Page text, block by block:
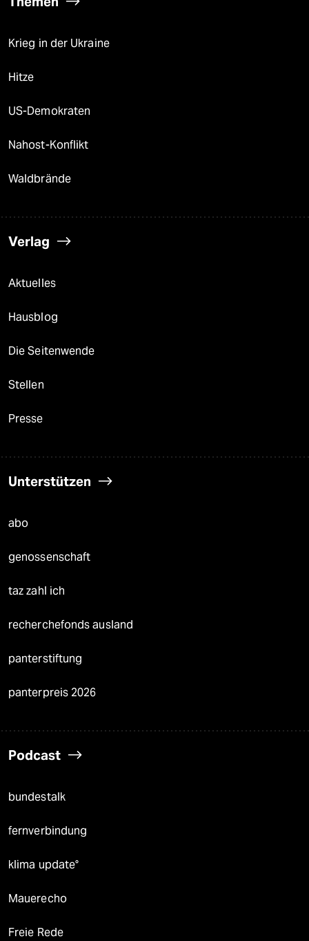
Krieg in der Ukraine
Hitze
US-Demokraten
Nahost-Konflikt
Waldbrände
Verlag
Aktuelles
Hausblog
Die Seitenwende
Stellen
Presse
Unterstützen
abo
genossenschaft
taz zahl ich
recherchefonds ausland
panterstiftung
panterpreis 2026
Podcast
bundestalk
fernverbindung
klima update°
Mauerecho
Freie Rede